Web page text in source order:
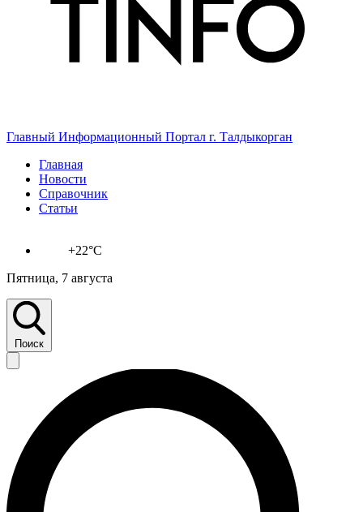
Главный Информационный Портал г. Талдыкорган
Главная
Новости
Справочник
Статьи
+22°C
Пятница, 7 августа
Поиск